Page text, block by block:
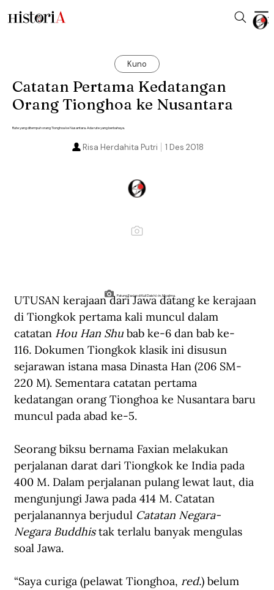
Kuno
Catatan Pertama Kedatangan
Orang Tionghoa ke Nusantara
Rute yang ditempuh orang Tionghoa ke Nusantara. Ada rute yang berbahaya.
1 Des 2018
Risa Herdahita Putri
Patung Faxian di Kuil Daishō-in, Miyajima.
UTUSAN kerajaan dari Jawa datang ke kerajaan
di Tiongkok pertama kali muncul dalam
catatan Hou Han Shu bab ke-6 dan bab ke-
116. Dokumen Tiongkok klasik ini disusun
sejarawan istana masa Dinasta Han (206 SM-
220 M). Sementara catatan pertama
kedatangan orang Tionghoa ke Nusantara baru
muncul pada abad ke-5.
Seorang biksu bernama Faxian melakukan
perjalanan darat dari Tiongkok ke India pada
400 M. Dalam perjalanan pulang lewat laut, dia
mengunjungi Jawa pada 414 M. Catatan
perjalanannya berjudul Catatan Negara-
Negara Buddhis tak terlalu banyak mengulas
soal Jawa.
“Saya curiga (pelawat Tionghoa, red.) belum